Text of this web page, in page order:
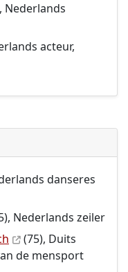
, Nederlands
acteur,
danseres
Nederlands zeiler
(75), Duits
de mensport